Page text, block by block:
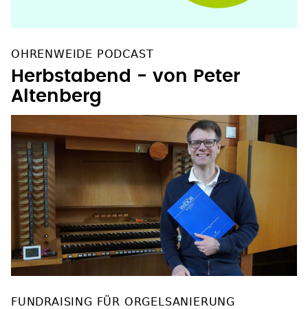
OHRENWEIDE PODCAST
Herbstabend - von Peter
Altenberg
FUNDRAISING FÜR ORGELSANIERUNG